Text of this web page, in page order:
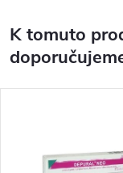
K tomuto